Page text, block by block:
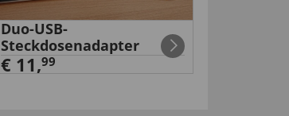
Duo-USB-
Steckdosenadapter
€ 11,99